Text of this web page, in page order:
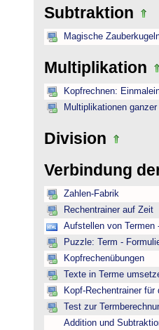
Subtraktion
Magische
Multiplikation
Kopfrechnen:
Multiplikationen
Division
Verbindung
Zahlen-Fabrik
Rechentrainer auf Zeit
Aufstellen von Termen
Puzzle: Term -
Kopfrechenübungen
Texte in Terme
Kopf-Rechentrainer für
Test zur
Addition und